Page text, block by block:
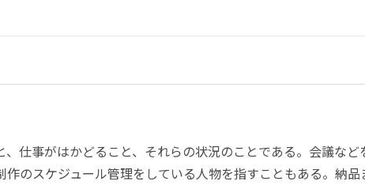
、仕事がはかどること、それらの状況のことである。会議な
のスケジュール管理をしている人物を指すこともある。納